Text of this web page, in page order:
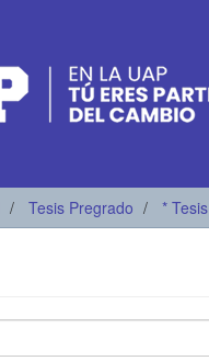
Tesis Pregrado * Tesis